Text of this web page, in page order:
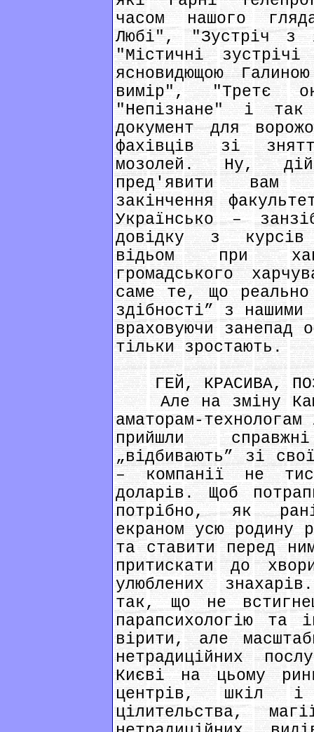
часом нашого
Любі", "Зустріч з
"Містичні
ясновидющою
вимір", "Третє
"Непізнане" і
документ для
фахівців зі
мозолей. Ну,
пред'явити вам
закінчення
Українсько –
довідку з курсів
відьом при
громадського
саме те, що реально
здібності” з
враховуючи занепад
тільки зростають.
ГЕЙ, КРАСИВА,
Але на зміну
аматорам-
прийшли
„відбивають” зі
– компанії не
доларів. Щоб
потрібно, як
екраном усю родину
та ставити перед
притискати до
улюблених
так, що не
парапсихологію та
вірити, але
нетрадиційних
Києві на цьому
центрів, шкіл і
цілительства,